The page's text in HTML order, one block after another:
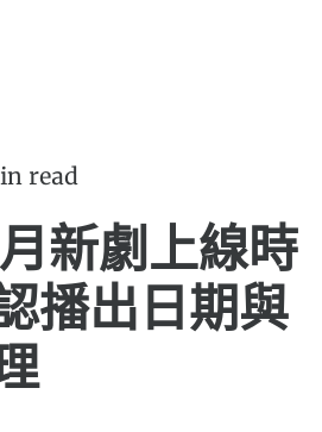
read
新劇上線時
播出日期與